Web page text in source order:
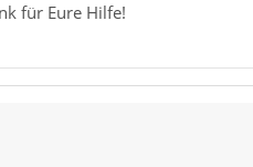
für Eure Hilfe!